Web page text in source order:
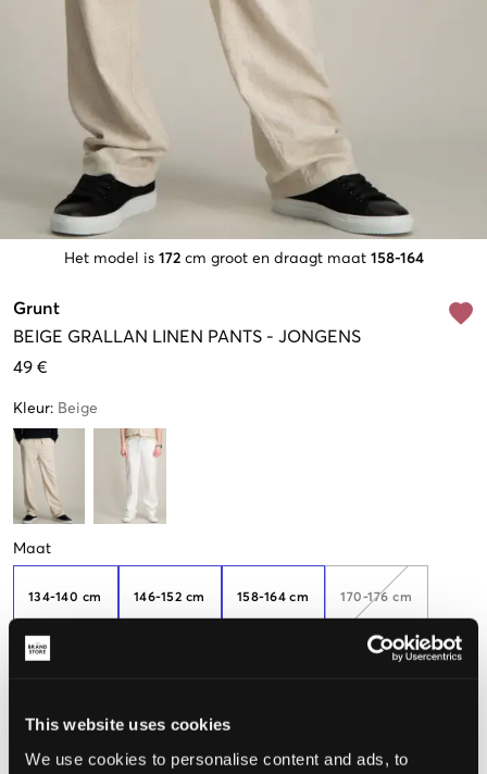
This website uses cookies
We use cookies to personalise content and ads, to
Het model is 172 cm groot en draagt maat 158-164
Grunt
BEIGE GRALLAN LINEN PANTS - JONGENS
49 €
Kleur: Beige
Maat
134-140 cm 146-152 cm 158-164 cm 170-176 cm
De maat lijkt